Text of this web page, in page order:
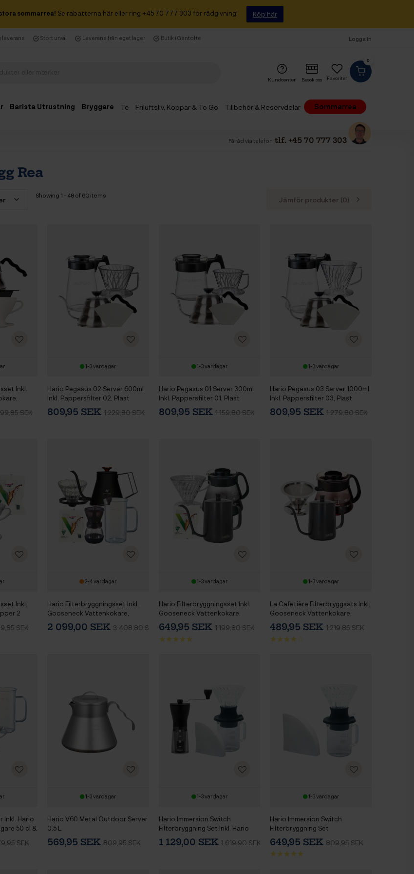
sommarrea! Se rabatterna här eller ring +45 70 777 303 för rådgivning! Köp här
leverans Stort urval Leverans från eget lager Butik i Gentofte Logga in
0
Favoriter
Kundcenter Besök oss
Barista Utrustning Bryggare Te Friluftsliv, Koppar & To Go Tillbehör & Reservdelar Sommarrea
Få råd via telefon tlf. +45 70 777 303
Rea
Showing 1 - 48 of 60 items Jämför produkter (0)
Inkl.
SEK
1-3 vardagar
Hario Pegasus 02 Server 600ml
Inkl. Pappersfilter 02, Plast
Dripper 02 & V60 Kettle Buono
100 1 L Stål
809,95 SEK 1 229,80 SEK
1-3 vardagar
Hario Pegasus 01 Server 300ml
Inkl. Pappersfilter 01, Plast
Dripper 01 & V60 Kettle Buono
100 1 L Stål
809,95 SEK 1 159,80 SEK
1-3 vardagar
Hario Pegasus 03 Server 1000ml
Inkl. Pappersfilter 03, Plast
Dripper 03 & V60 Kettle Buono
100 1 L Stål
809,95 SEK1 279,80 SEK
Inkl.
2
SEK
2-4 vardagar
Hario Filterbryggningsset Inkl.
Gooseneck Vattenkokare,
Dripper 2 Kopp, Server, Kvarn &
Filter
2 099,00 SEK 3 408,80 SEK
1-3 vardagar
Hario Filterbryggningsset Inkl.
Gooseneck Vattenkokare,
Dripper 2 Kopp, V60 Server &
Filter
649,95 SEK 1 199,80 SEK
1-3 vardagar
La Cafetière Filterbryggsats Inkl.
Gooseneck Vattenkokare,
Dripper 1 Kopp & V60 Server
489,95 SEK1 219,85 SEK
Inkl. Hario
50 cl &
SEK
1-3 vardagar
Hario V60 Metal Outdoor Server
0,5 L
569,95 SEK 809,95 SEK
1-3 vardagar
Hario Immersion Switch
Filterbryggning Set Inkl. Hario
Slim Plus Kaffekvarn
1 129,00 SEK 1 619,90 SEK
1-3 vardagar
Hario Immersion Switch
Filterbryggning Set
649,95 SEK809,95 SEK